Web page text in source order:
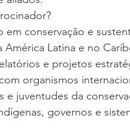
em conservação e
Latina e no
e projetos
organismos
e juventudes da
governos e